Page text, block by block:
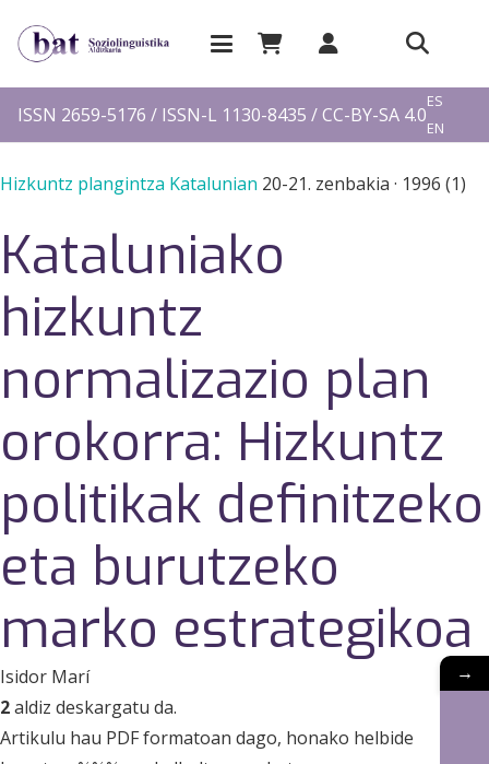
ISSN 2659-5176 / ISSN-L 1130-8435 / CC-BY-SA 4.0
ES
EN
Hizkuntz plangintza Katalunian 20-21. zenbakia · 1996 (1)
Kataluniako
hizkuntz
normalizazio plan
orokorra: Hizkuntz
politikak definitzeko
eta burutzeko
marko estrategikoa
Isidor Marí
2aldiz deskargatu da.
Artikulu hau PDF formatoan dago, honako helbide
→